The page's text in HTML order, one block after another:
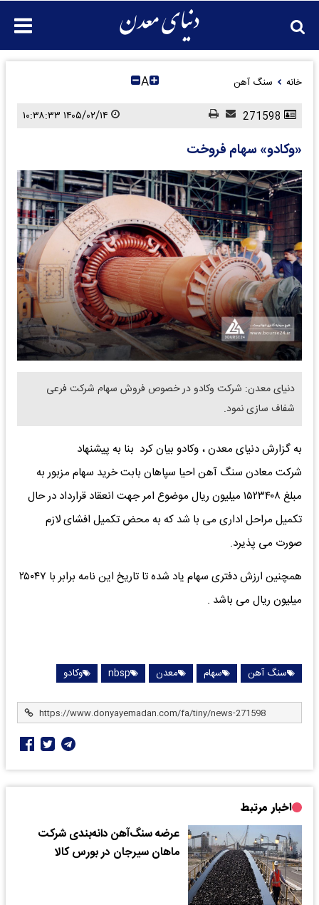
خانه سنگ آهن A
«وکادو» سهام فروخت
دنیای معدن: شرکت وکادو در خصوص فروش سهام شرکت فرعی
شفاف سازی نمود.
به گزارش دنیای معدن ، وکادو بیان کرد بنا به پیشنهاد
شرکت معادن سنگ آهن احیا سپاهان بابت خرید سهام مزبور به
مبلغ ۱۵۲۳۴۰۸ میلیون ریال موضوع امر جهت انعقاد قرارداد در حال
تکمیل مراحل اداری می با شد که به محض تکمیل افشای لازم
صورت می پذیرد.
همچنین ارزش دفتری سهام یاد شده تا تاریخ این نامه برابر با ۲۵۰۴۷
میلیون ریال می باشد .
سنگ آهن سهام معدن nbsp وکادو
اخبار مرتبط
عرضه سنگ‌آهن دانه‌بندی شرکت
ماهان سیرجان در بورس کالا